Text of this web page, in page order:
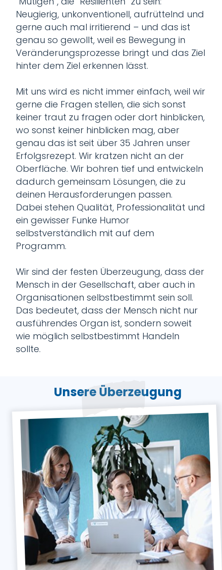
Neugierig, unkonventionell, aufrüttelnd und
gerne auch mal irritierend – und das ist
genau so gewollt, weil es Bewegung in
Veränderungsprozesse bringt und das Ziel
hinter dem Ziel erkennen lässt.
Mit uns wird es nicht immer einfach, weil wir
gerne die Fragen stellen, die sich sonst
keiner traut zu fragen oder dort hinblicken,
wo sonst keiner hinblicken mag, aber
genau das ist seit über 35 Jahren unser
Erfolgsrezept. Wir kratzen nicht an der
Oberfläche. Wir bohren tief und entwickeln
dadurch gemeinsam Lösungen, die zu
deinen Herausforderungen passen.
Dabei stehen Qualität, Professionalität und
ein gewisser Funke Humor
selbstverständlich mit auf dem
Programm.
Wir sind der festen Überzeugung, dass der
Mensch in der Gesellschaft, aber auch in
Organisationen selbstbestimmt sein soll.
Das bedeutet, dass der Mensch nicht nur
ausführendes Organ ist, sondern soweit
wie möglich selbstbestimmt Handeln
sollte.
Unsere Überzeugung